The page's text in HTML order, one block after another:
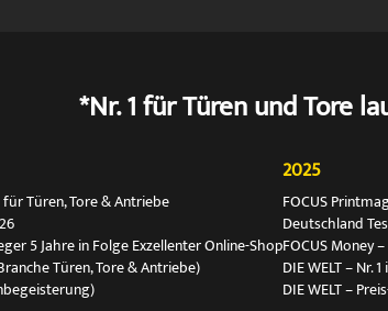
*Nr. 1 für Türen und Tore
Türen, Tore & Antriebe
5 Jahre in Folge Exzellenter Online-Shop
Türen, Tore & Antriebe)
2025
FOCUS
Deutschland
FOCUS Money
DIE WELT –
DIE WELT –